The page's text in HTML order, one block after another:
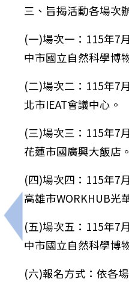
上一筆：「全民英檢」
三、旨揭活動各場次
(一)場次一：115年7
中市國立自然科學博
(二)場次二：115年7
北市IEAT會議中心。
(三)場次三：115年7
花蓮市國廣興大飯店。
(四)場次四：115年7
高雄市WORKHUB光
(五)場次五：115年7
中市國立自然科學博
(六)報名方式：依各